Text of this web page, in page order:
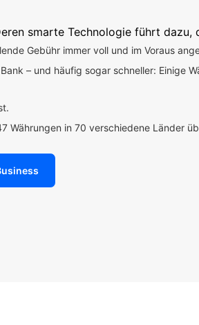
smarte Technologie führt dazu,
Gebühr immer voll und im Voraus
– und häufig sogar schneller: Einige
Währungen in 70 verschiedene Länder